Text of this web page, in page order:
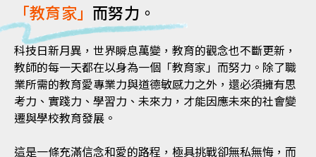
「教育家」 而努力。
科技日新月異，世界瞬息萬變，教育的觀念也不斷更新，
教師的每一天都在以身為一個「教育家」而努力。除了職
業所需的教育愛專業力與道德敏感力之外，還必須擁有思
考力、實踐力、學習力、未來力，才能因應未來的社會變
遷與學校教育發展。
這是一條充滿信念和愛的路程，極具挑戰卻無私無悔，而